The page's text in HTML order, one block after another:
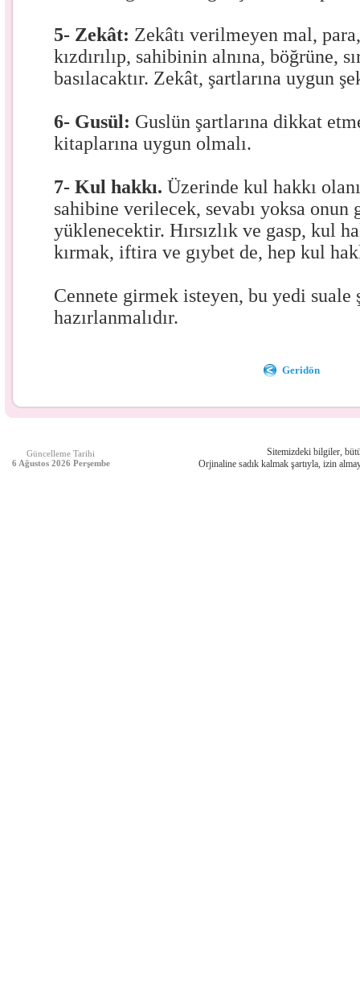
5- Zekât: Zekâtı verilmeyen mal,
kızdırılıp, sahibinin alnına, böğrüne,
basılacaktır. Zekât, şartlarına uygun
6- Gusül: Guslün şartlarına dikkat
kitaplarına uygun olmalı.
7- Kul hakkı.Üzerinde kul hakkı
sahibine verilecek, sevabı yoksa onun
yüklenecektir. Hırsızlık ve gasp, kul
kırmak, iftira ve gıybet de, hep kul
Cennete girmek isteyen, bu yedi suale
hazırlanmalıdır.
Geridön
Güncelleme Tarihi
6 Ağustos 2026 Perşembe
Sitemizdeki bilgiler,
Orjinaline sadık kalmak şartıyla, izin